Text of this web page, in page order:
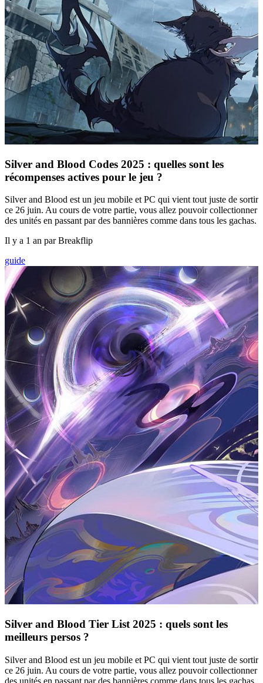
Silver and Blood Codes 2025 : quelles sont les
récompenses actives pour le jeu ?
Silver and Blood est un jeu mobile et PC qui vient tout juste de sortir
ce 26 juin. Au cours de votre partie, vous allez pouvoir collectionner
des unités en passant par des bannières comme dans tous les gachas.
Il y a 1 an par Breakflip
guide
Silver and Blood Tier List 2025 : quels sont les
meilleurs persos ?
Silver and Blood est un jeu mobile et PC qui vient tout juste de sortir
ce 26 juin. Au cours de votre partie, vous allez pouvoir collectionner
des unités en passant par des bannières comme dans tous les gachas.